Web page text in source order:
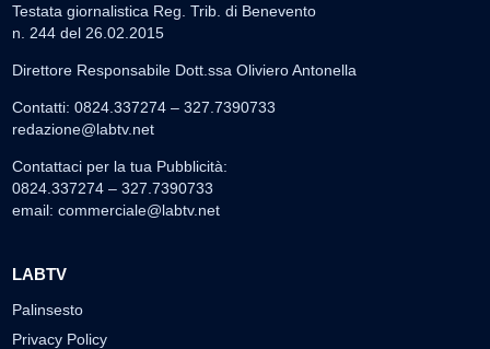
Testata giornalistica Reg. Trib. di Benevento
n. 244 del 26.02.2015
Direttore Responsabile Dott.ssa Oliviero Antonella
Contatti: 0824.337274 – 327.7390733
redazione@labtv.net
Contattaci per la tua Pubblicità:
0824.337274 – 327.7390733
email: commerciale@labtv.net
LABTV
Palinsesto
Privacy Policy